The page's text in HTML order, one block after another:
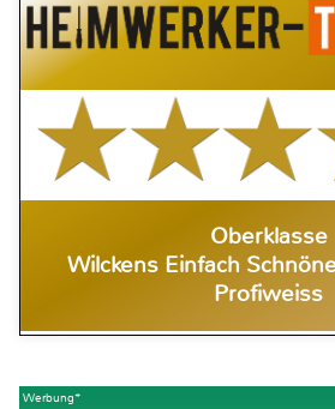
Oberklasse
Wilckens Einfach
Profiweiss
Werbung*